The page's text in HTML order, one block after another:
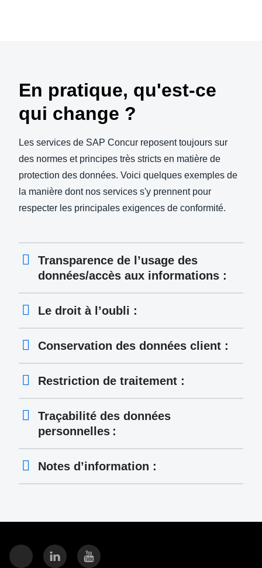
En pratique, qu'est-ce
qui change ?
Les services de SAP Concur reposent toujours sur
des normes et principes très stricts en matière de
protection des données. Voici quelques exemples de
la manière dont nos services s'y prennent pour
respecter les principales exigences de conformité.
Transparence de l’usage des
données/accès aux informations :
Le droit à l’oubli :
Conservation des données client :
Restriction de traitement :
Traçabilité des données
personnelles :
Notes d’information :